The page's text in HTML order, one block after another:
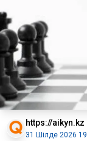
https://aikyn.kz
31 Шілде 2026